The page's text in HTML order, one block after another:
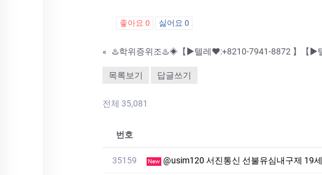
좋아요 0 싫어요 0
«
목록보기 답글쓰기
전체 35,081
번호
35159 New @usim120 서진통신 선불유심내구제 19세이상가능 휴